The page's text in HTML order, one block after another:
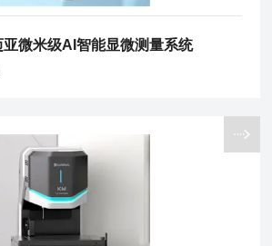
亚微米级AI智能显微测量系统